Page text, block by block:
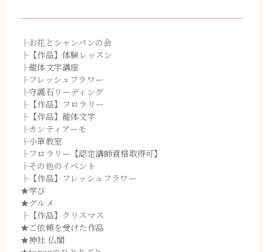
├お花とシャンパンの会
├【作品】体験レッスン
├龍体文字講座
├フレッシュフラワー
├守護石リーディング
├【作品】フロラリー
├【作品】龍体文字
├カンティアーモ
├小筆教室
├フロラリー【認定講師資格取得可】
├その他のイベント
├【作品】フレッシュフラワー
★学び
★グルメ
├【作品】クリスマス
★ご依頼を受けた作品
★神社 仏閣